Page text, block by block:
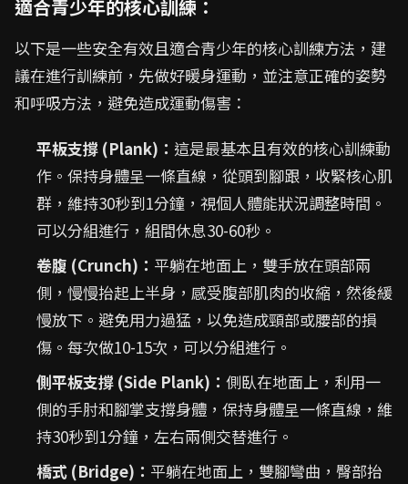
適合青少年的核心訓練：
以下是一些安全有效且適合青少年的核心訓練方法，建
議在進行訓練前，先做好暖身運動，並注意正確的姿勢
和呼吸方法，避免造成運動傷害：
平板支撐 (Plank)： 這是最基本且有效的核心訓練動
作。保持身體呈一條直線，從頭到腳跟，收緊核心肌
群，維持30秒到1分鐘，視個人體能狀況調整時間。
可以分組進行，組間休息30-60秒。
卷腹 (Crunch)： 平躺在地面上，雙手放在頭部兩
側，慢慢抬起上半身，感受腹部肌肉的收縮，然後緩
慢放下。避免用力過猛，以免造成頸部或腰部的損
傷。每次做10-15次，可以分組進行。
側平板支撐 (Side Plank)： 側臥在地面上，利用一
側的手肘和腳掌支撐身體，保持身體呈一條直線，維
持30秒到1分鐘，左右兩側交替進行。
橋式 (Bridge)： 平躺在地面上，雙腳彎曲，臀部抬